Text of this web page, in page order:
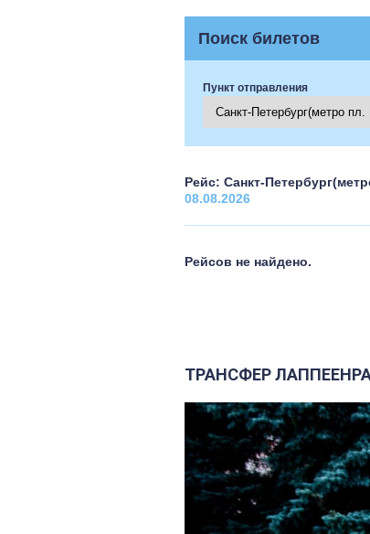
Поиск билетов
Пункт отправления
Рейс: Санкт-
08.08.2026
Рейсов не найдено.
ТРАНСФЕР